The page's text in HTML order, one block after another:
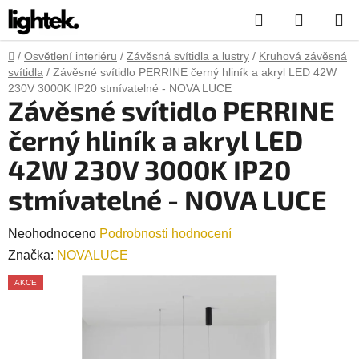
Přejít
na
obsah
Hledat
KOŠÍK
Domů
/ Osvětlení interiéru / Závěsná svítidla a lustry / Kruhová závěsná
svítidla / Závěsné svítidlo PERRINE černý hliník a akryl LED 42W
230V 3000K IP20 stmívatelné - NOVA LUCE
Závěsné svítidlo PERRINE
černý hliník a akryl LED
42W 230V 3000K IP20
stmívatelné - NOVA LUCE
Průměrné
hodnocení
produktu
Neohodnoceno Podrobnosti hodnocení
Značka: NOVALUCE
AKCE